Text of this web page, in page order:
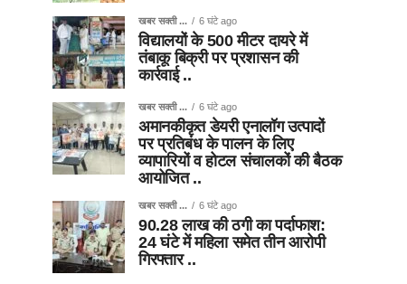
खबर सक्ती ... 6 घंटे ago
विद्यालयों के 500 मीटर दायरे में
तंबाकू बिक्री पर प्रशासन की
कार्रवाई ..
खबर सक्ती ... 6 घंटे ago
अमानकीकृत डेयरी एनालॉग उत्पादों
पर प्रतिबंध के पालन के लिए
व्यापारियों व होटल संचालकों की बैठक
आयोजित ..
खबर सक्ती ... 6 घंटे ago
90.28 लाख की ठगी का पर्दाफाश:
24 घंटे में महिला समेत तीन आरोपी
गिरफ्तार ..